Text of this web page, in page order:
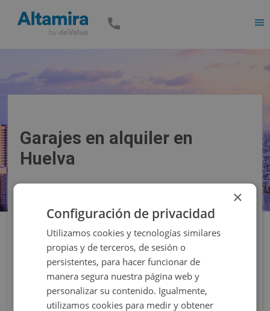
Garajes en alquiler en
Huelva
Filtros
×
Configuración de privacidad
Utilizamos cookies y tecnologías similares
propias y de terceros, de sesión o
persistentes, para hacer funcionar de
manera segura nuestra página web y
personalizar su contenido. Igualmente,
utilizamos cookies para medir y obtener